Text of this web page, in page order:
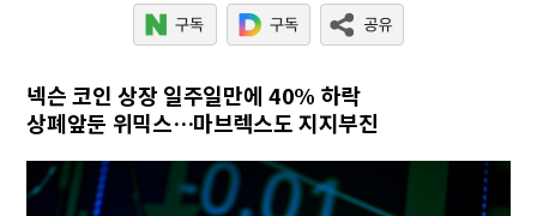
넥슨 코인 상장 일주일만에 40% 하락
상폐앞둔 위믹스…마브렉스도 지지부진